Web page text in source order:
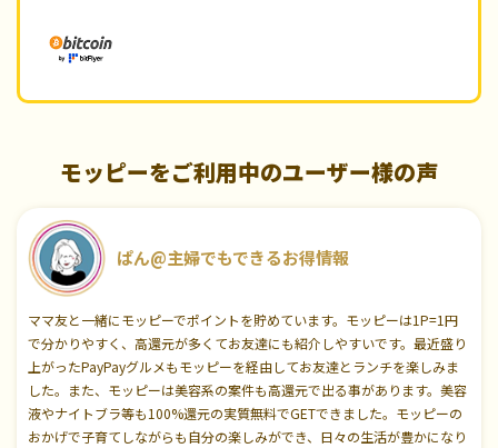
モッピーをご利用中のユーザー様の声
ぱん@主婦でもできるお得情報
ママ友と一緒にモッピーでポイントを貯めています。モッピーは1P=1円
で分かりやすく、高還元が多くてお友達にも紹介しやすいです。最近盛り
上がったPayPayグルメもモッピーを経由してお友達とランチを楽しみま
した。また、モッピーは美容系の案件も高還元で出る事があります。美容
液やナイトブラ等も100%還元の実質無料でGETできました。モッピーの
おかげで子育てしながらも自分の楽しみができ、日々の生活が豊かになり